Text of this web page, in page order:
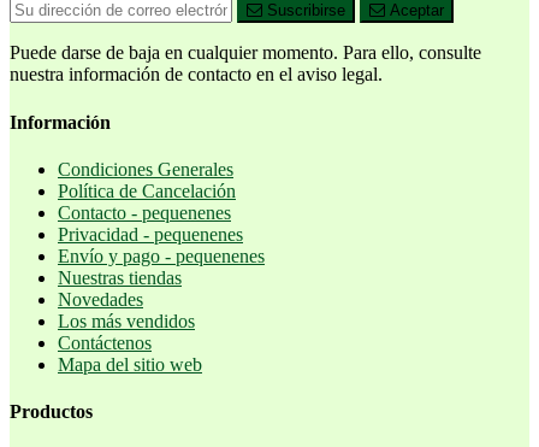
Suscribirse Aceptar
Puede darse de baja en cualquier momento. Para ello, consulte
nuestra información de contacto en el aviso legal.
Información
Condiciones Generales
Política de Cancelación
Contacto - pequenenes
Privacidad - pequenenes
Envío y pago - pequenenes
Nuestras tiendas
Novedades
Los más vendidos
Contáctenos
Mapa del sitio web
Productos